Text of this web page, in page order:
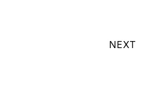
NEXT